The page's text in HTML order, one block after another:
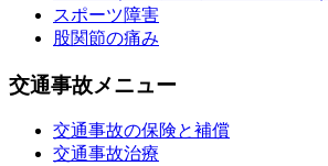
スポーツ障害
股関節の痛み
交通事故メニュー
交通事故の保険と補償
交通事故治療